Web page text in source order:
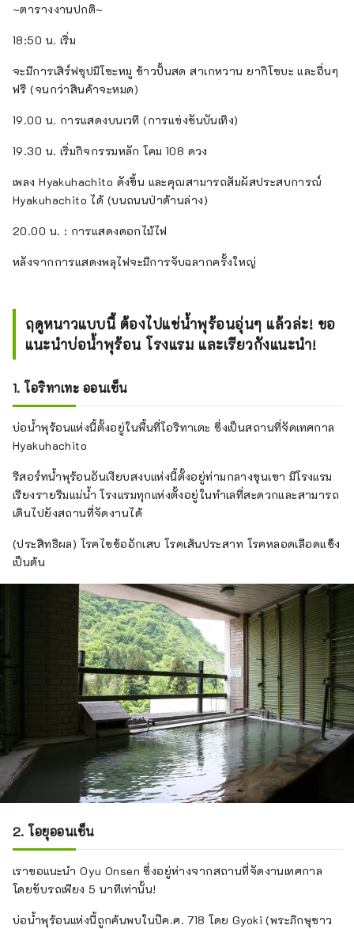
~ตารางงานปกติ~
18:50 น. เริ่ม
จะมีการเสิร์ฟซุปมิโซะหมู ข้าวปั้นสด สาเกหวาน ยากิโซบะ และอื่นๆ
ฟรี (จนกว่าสินค้าจะหมด)
19.00 น. การแสดงบนเวที (การแข่งขันบันเทิง)
19.30 น. เริ่มกิจกรรมหลัก โคม 108 ดวง
เพลง Hyakuhachito ดังขึ้น และคุณสามารถสัมผัสประสบการณ์
Hyakuhachito ได้ (บนถนนป่าด้านล่าง)
20.00 น. : การแสดงดอกไม้ไฟ
หลังจากการแสดงพลุไฟจะมีการจับฉลากครั้งใหญ่
ฤดูหนาวแบบนี้ ต้องไปแช่น้ำพุร้อนอุ่นๆ แล้วล่ะ! ขอ
แนะนำบ่อน้ำพุร้อน โรงแรม และเรียวกังแนะนำ!
1. โอริทาเทะ ออนเซ็น
บ่อน้ำพุร้อนแห่งนี้ตั้งอยู่ในพื้นที่โอริทาเตะ ซึ่งเป็นสถานที่จัดเทศกาล
Hyakuhachito
รีสอร์ทน้ำพุร้อนอันเงียบสงบแห่งนี้ตั้งอยู่ท่ามกลางขุนเขา มีโรงแรม
เรียงรายริมแม่น้ำ โรงแรมทุกแห่งตั้งอยู่ในทำเลที่สะดวกและสามารถ
เดินไปยังสถานที่จัดงานได้
(ประสิทธิผล) โรคไขข้ออักเสบ โรคเส้นประสาท โรคหลอดเลือดแข็ง
เป็นต้น
2. โอยุออนเซ็น
เราขอแนะนำ Oyu Onsen ซึ่งอยู่ห่างจากสถานที่จัดงานเทศกาล
โดยขับรถเพียง 5 นาทีเท่านั้น!
บ่อน้ำพุร้อนแห่งนี้ถูกค้นพบในปีค.ศ. 718 โดย Gyoki (พระภิกษุชาว